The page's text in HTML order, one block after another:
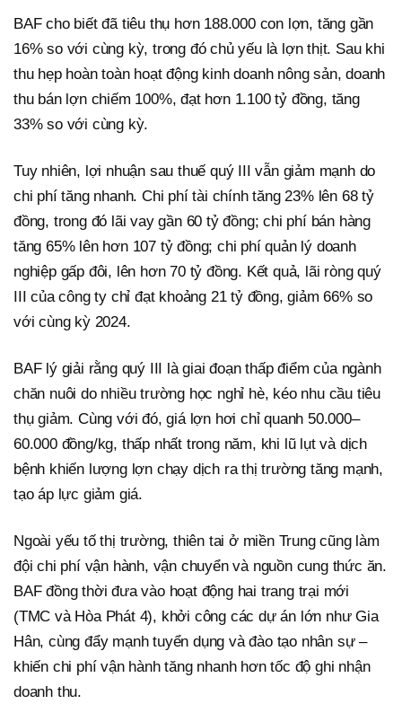
BAF cho biết đã tiêu thụ hơn 188.000 con lợn, tăng gần
16% so với cùng kỳ, trong đó chủ yếu là lợn thịt. Sau khi
thu hẹp hoàn toàn hoạt động kinh doanh nông sản, doanh
thu bán lợn chiếm 100%, đạt hơn 1.100 tỷ đồng, tăng
33% so với cùng kỳ.
Tuy nhiên, lợi nhuận sau thuế quý III vẫn giảm mạnh do
chi phí tăng nhanh. Chi phí tài chính tăng 23% lên 68 tỷ
đồng, trong đó lãi vay gần 60 tỷ đồng; chi phí bán hàng
tăng 65% lên hơn 107 tỷ đồng; chi phí quản lý doanh
nghiệp gấp đôi, lên hơn 70 tỷ đồng. Kết quả, lãi ròng quý
III của công ty chỉ đạt khoảng 21 tỷ đồng, giảm 66% so
với cùng kỳ 2024.
BAF lý giải rằng quý III là giai đoạn thấp điểm của ngành
chăn nuôi do nhiều trường học nghỉ hè, kéo nhu cầu tiêu
thụ giảm. Cùng với đó, giá lợn hơi chỉ quanh 50.000–
60.000 đồng/kg, thấp nhất trong năm, khi lũ lụt và dịch
bệnh khiến lượng lợn chạy dịch ra thị trường tăng mạnh,
tạo áp lực giảm giá.
Ngoài yếu tố thị trường, thiên tai ở miền Trung cũng làm
đội chi phí vận hành, vận chuyển và nguồn cung thức ăn.
BAF đồng thời đưa vào hoạt động hai trang trại mới
(TMC và Hòa Phát 4), khởi công các dự án lớn như Gia
Hân, cùng đẩy mạnh tuyển dụng và đào tạo nhân sự –
khiến chi phí vận hành tăng nhanh hơn tốc độ ghi nhận
doanh thu.